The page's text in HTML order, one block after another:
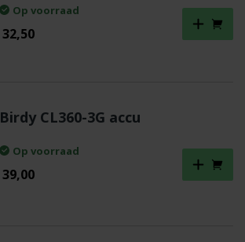
Op voorraad
32,50
Birdy CL360-3G accu
Op voorraad
39,00